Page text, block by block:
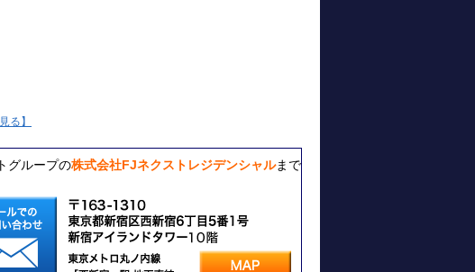
る】
グループの株式会社FJネクストレジデンシャルまで